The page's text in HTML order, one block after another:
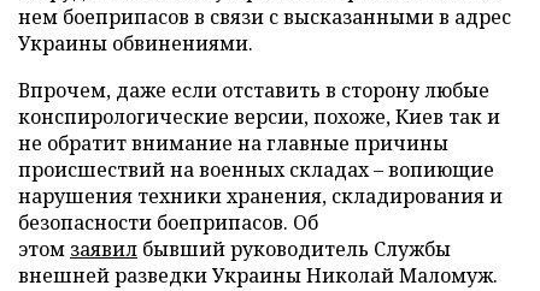
нем боеприпасов в связи с высказанными в адрес
Украины обвинениями.
Впрочем, даже если отставить в сторону любые
конспирологические версии, похоже, Киев так и
не обратит внимание на главные причины
происшествий на военных складах – вопиющие
нарушения техники хранения, складирования и
безопасности боеприпасов. Об
этом заявил бывший руководитель Службы
внешней разведки Украины Николай Маломуж.